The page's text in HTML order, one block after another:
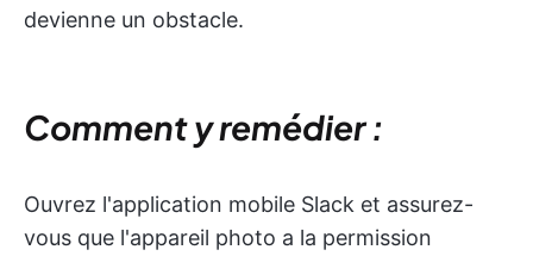
devienne un obstacle.
Comment y remédier :
Ouvrez l'application mobile Slack et assurez-
vous que l'appareil photo a la permission